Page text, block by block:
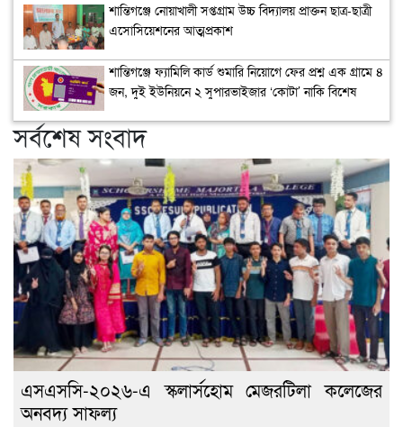
শান্তিগঞ্জে নোয়াখালী সপ্তগ্রাম উচ্চ বিদ্যালয় প্রাক্তন ছাত্র-ছাত্রী
এসোসিয়েশনের আত্মপ্রকাশ
শান্তিগঞ্জে ফ্যামিলি কার্ড শুমারি নিয়োগে ফের প্রশ্ন এক গ্রামে ৪
জন, দুই ইউনিয়নে ২ সুপারভাইজার ‘কোটা’ নাকি বিশেষ
সর্বশেষ সংবাদ
এসএসসি-২০২৬-এ স্কলার্সহোম মেজরটিলা কলেজের
অনবদ্য সাফল্য